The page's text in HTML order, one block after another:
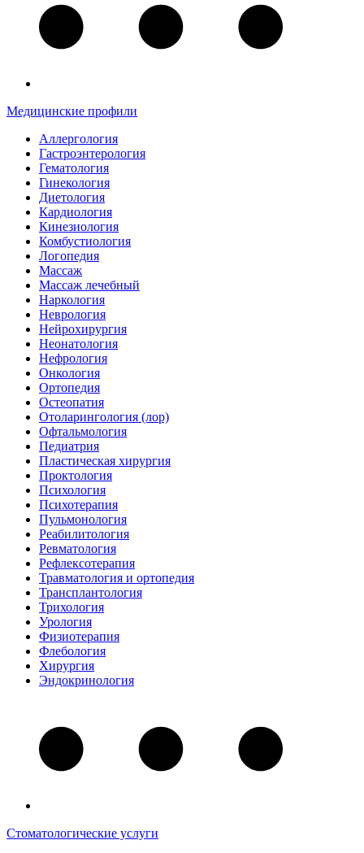
Медицинские профили
Аллергология
Гастроэнтерология
Гематология
Гинекология
Диетология
Кардиология
Кинезиология
Комбустиология
Логопедия
Массаж
Массаж лечебный
Наркология
Неврология
Нейрохирургия
Неонатология
Нефрология
Онкология
Ортопедия
Остеопатия
Отоларингология (лор)
Офтальмология
Педиатрия
Пластическая хирургия
Проктология
Психология
Психотерапия
Пульмонология
Реабилитология
Ревматология
Рефлексотерапия
Травматология и ортопедия
Трансплантология
Трихология
Урология
Физиотерапия
Флебология
Хирургия
Эндокринология
Стоматологические услуги